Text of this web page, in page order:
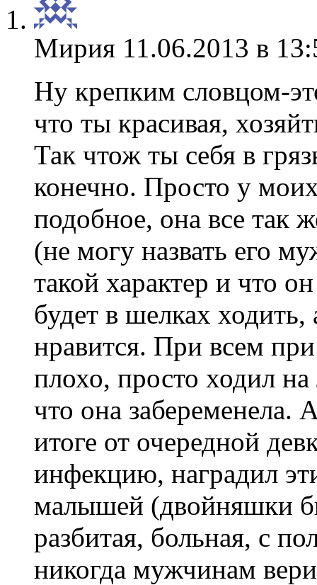
Мирия 11.06.2013 в
Ну крепким словцом-
что ты красивая,
Так чтож ты себя в
конечно. Просто у
подобное, она все так
(не могу назвать его
такой характер и что
будет в шелках ходить,
нравится. При всем
плохо, просто ходил
что она забеременела.
итоге от очередной
инфекцию, наградил
малышей (двойняшки
разбитая, больная, с
никогда мужчинам